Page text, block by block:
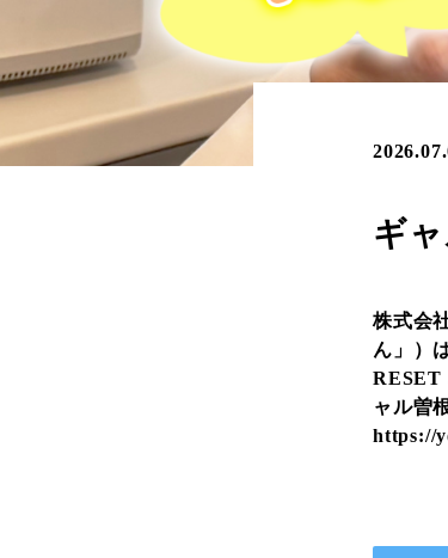
ギ
株式会
ん」）
RESET
ャル曽
https://